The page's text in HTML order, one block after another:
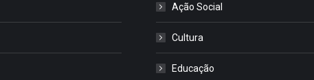
Ação Social
Cultura
Educação